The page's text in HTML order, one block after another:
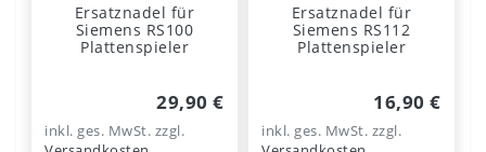
Ersatznadel für
Siemens RS100
Plattenspieler
29,90 €
inkl. ges. MwSt. zzgl.
Ersatznadel für
Siemens RS112
Plattenspieler
16,90 €
inkl. ges. MwSt. zzgl.